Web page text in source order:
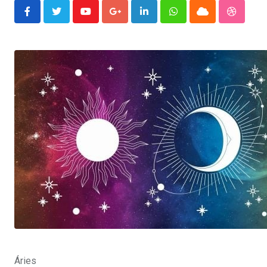
YoutubeGoogle+LinkedInWhatsappCloud
Áries